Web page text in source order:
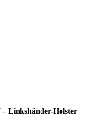
– Linkshänder-Holster